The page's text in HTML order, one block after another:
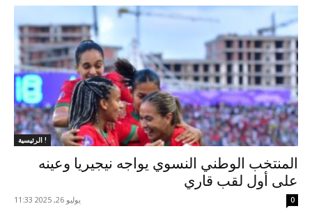
الرئيسية !
المنتخب الوطني النسوي يواجه نيجيريا وعينه
على أول لقب قاري
يوليو 26, 2025 11:33 0